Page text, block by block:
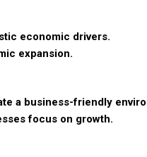
economic drivers.
expansion.
a business-friendly
focus on growth.